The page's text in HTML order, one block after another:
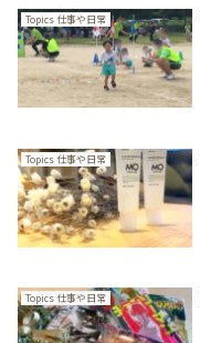
Topics 仕事や日常
Topics 仕事や日常
Topics 仕事や日常